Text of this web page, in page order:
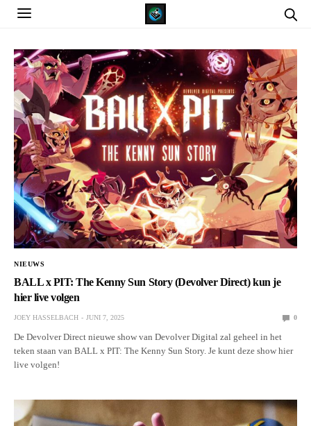
NIEUWS
BALL x PIT: The Kenny Sun Story (Devolver Direct) kun je
hier live volgen
JOEY HASSELBACH JUNI 7, 2025 0
De Devolver Direct nieuwe show van Devolver Digital zal geheel in het
teken staan van BALL x PIT: The Kenny Sun Story. Je kunt deze show hier
live volgen!